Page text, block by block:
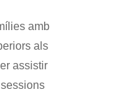
amb
als
assistir